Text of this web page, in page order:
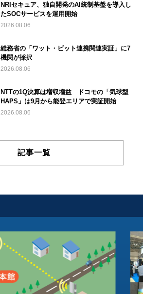
NRIセキュア、独自開発のAI統制基盤を導入し
たSOCサービスを運用開始
2026.08.06
総務省の「ワット・ビット連携関連実証」に7
機関が採択
2026.08.06
NTTの1Q決算は増収増益 ドコモの「気球型
HAPS」は9月から能登エリアで実証開始
2026.08.06
記事一覧